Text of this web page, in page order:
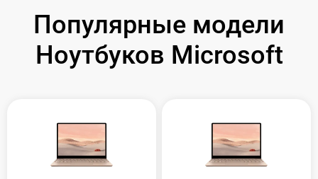
Популярные модели
Ноутбуков Microsoft